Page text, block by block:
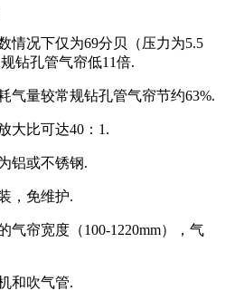
情况下仅为69分贝（压力为5.5
钻孔管气帘低11倍.
气量较常规钻孔管气帘节约63%.
大比可达40：1.
铝或不锈钢.
，免维护.
气帘宽度（100-1220mm），气
和吹气管.